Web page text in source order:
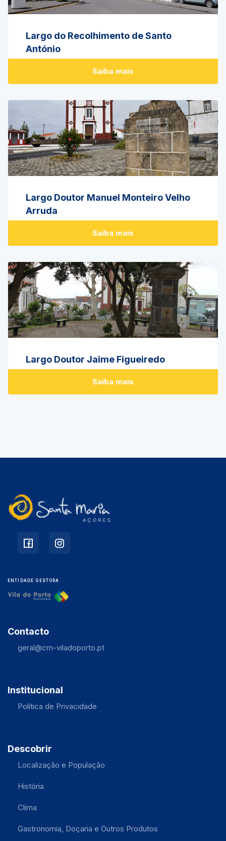
Largo do Recolhimento de Santo
António
Saiba mais
Largo Doutor Manuel Monteiro Velho
Arruda
Saiba mais
Largo Doutor Jaime Figueiredo
Saiba mais
ENTIDADE GESTORA
Contacto
geral@cm-viladoporto.pt
Institucional
Política de Privacidade
Descobrir
Localização e População
História
Clima
Gastronomia, Doçaria e Outros Produtos